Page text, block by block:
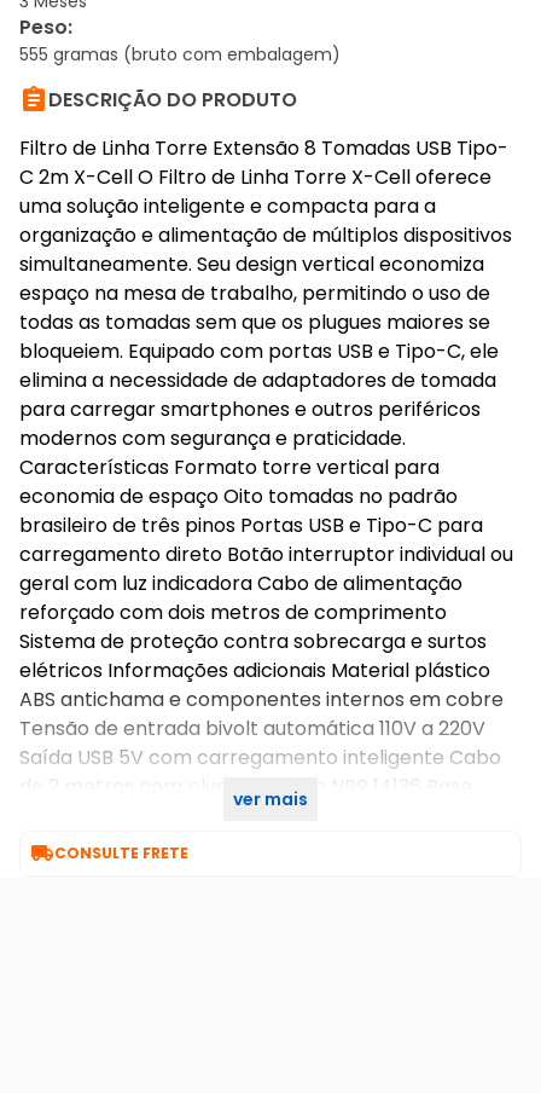
Peso:
555 gramas (bruto com embalagem)
DESCRIÇÃO DO PRODUTO
Filtro de Linha Torre Extensão 8 Tomadas USB Tipo-
C 2m X-Cell O Filtro de Linha Torre X-Cell oferece
uma solução inteligente e compacta para a
organização e alimentação de múltiplos dispositivos
simultaneamente. Seu design vertical economiza
espaço na mesa de trabalho, permitindo o uso de
todas as tomadas sem que os plugues maiores se
bloqueiem. Equipado com portas USB e Tipo-C, ele
elimina a necessidade de adaptadores de tomada
para carregar smartphones e outros periféricos
modernos com segurança e praticidade.
Características Formato torre vertical para
economia de espaço Oito tomadas no padrão
brasileiro de três pinos Portas USB e Tipo-C para
carregamento direto Botão interruptor individual ou
geral com luz indicadora Cabo de alimentação
reforçado com dois metros de comprimento
Sistema de proteção contra sobrecarga e surtos
elétricos Informações adicionais Material plástico
ABS antichama e componentes internos em cobre
Tensão de entrada bivolt automática 110V a 220V
Saída USB 5V com carregamento inteligente Cabo
de 2 metros com plugue padrão NBR 14136 Base
ver mais
CONSULTE FRETE